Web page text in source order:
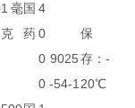
1毫
克
国
药
4
0
0
0
9025
-54-1
保
存：-
20℃